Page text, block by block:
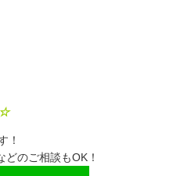
☆
！
どのご相談もOK！